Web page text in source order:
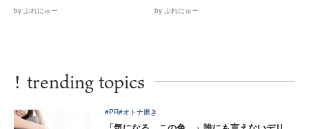
by ぷれにゅー by ぷれにゅー
! trending topics
#PR#オトナ磨き